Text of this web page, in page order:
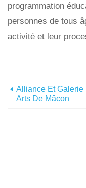
programmation
personnes de tous
activité et leur
Alliance Et Galerie
Arts De Mâcon